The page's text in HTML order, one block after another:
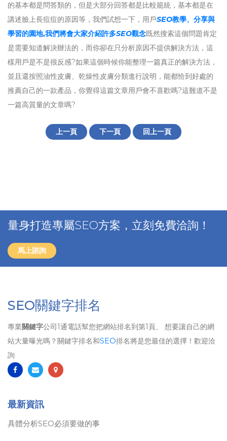
的基本都是問答類的，但是大部分回答都是比較籠統，基本都是在
講述臉上長痘痘的原因等，我們試想一下，用戶SEO教學、分享與
學習的園地,我們將會大家介紹許多SEO觀念既然搜索這個問題肯定
是需要知道解決辦法的，而你卻在只分析原因不提供解決方法，這
樣用戶是不是很反感?如果這個時候你能整理一篇真正的解決方法，
並且還按照油性皮膚、乾燥性皮膚分類進行說明，能都恰到好處的
推薦自己的一款產品，你覺得這篇文章用戶會不喜歡嗎?這難道不是
一篇高質量的文章嗎?
上一頁 下一頁 回上一頁
量身打造專屬SEO方案，立刻免費洽詢！
馬上諮詢
SEO關鍵字排名
專業關鍵字公司1通電話幫您把網站排名到第1頁、 想要讓自己的網
站大量曝光嗎？關鍵字排名和SEO排名將是您最佳的選擇！歡迎洽
詢
最新資訊
具體分析SEO必須要做的事